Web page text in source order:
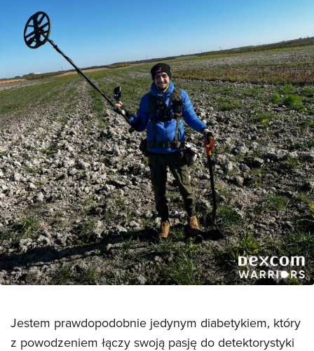
Jestem prawdopodobnie jedynym diabetykiem, który
z powodzeniem łączy swoją pasję do detektorystyki